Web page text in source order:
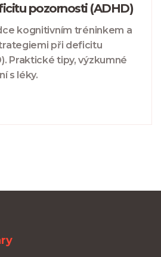
pozornosti (ADHD)
kognitivním tréninkem a
při deficitu
Praktické tipy, výzkumné
s léky.